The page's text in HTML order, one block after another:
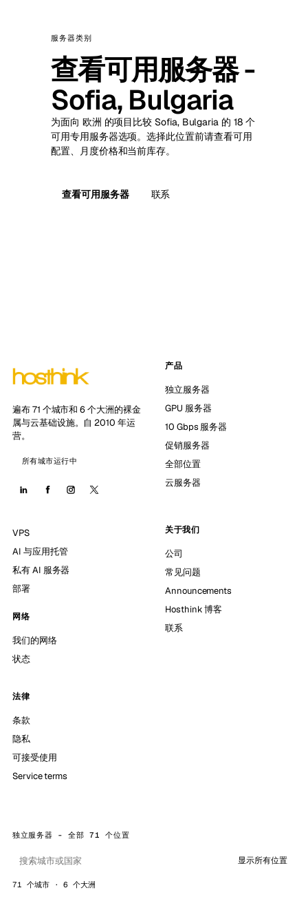
服务器类别
查看可用服务器 -
Sofia, Bulgaria
为面向 欧洲 的项目比较 Sofia, Bulgaria 的 18 个
可用专用服务器选项。选择此位置前请查看可用
配置、月度价格和当前库存。
查看可用服务器 联系
遍布 71 个城市和 6 个大洲的裸金
属与云基础设施。自 2010 年运
营。
所有城市运行中
产品
独立服务器
GPU 服务器
10 Gbps 服务器
促销服务器
全部位置
云服务器
VPS
AI 与应用托管
私有 AI 服务器
部署
网络
我们的网络
状态
关于我们
公司
常见问题
Announcements
Hosthink 博客
联系
法律
条款
隐私
可接受使用
Service terms
独立服务器 - 全部 71 个位置
显示所有位置
71 个城市 · 6 个大洲